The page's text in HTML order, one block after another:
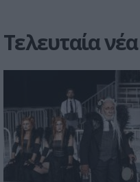
Τελευταία νέα